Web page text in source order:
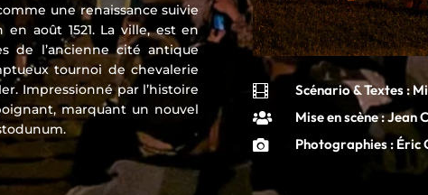
une renaissance suivie
août 1521. La ville, est en
de l’ancienne cité antique
tournoi de chevalerie
Impressionné par l’histoire
marquant un nouvel
 Scénario & Textes :
 Mise en scène : Jean
 Photographies : Éric